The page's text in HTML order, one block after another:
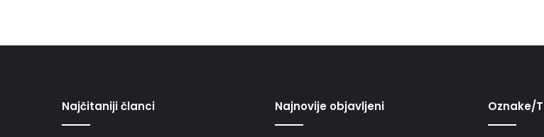
Najčitaniji članci Najnovije objavljeni Oznake/